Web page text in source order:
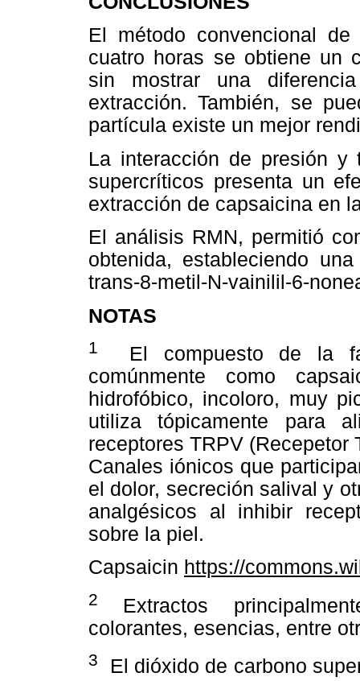
El método convencional
cuatro horas se obtiene un
sin mostrar una
extracción. También, se
partícula existe un mejor
La interacción de presión y
supercríticos presenta un
extracción de capsaicina en
El análisis RMN, permitió
obtenida, estableciendo
trans-8-metil-N-vainilil-6-
NOTAS
1
El compuesto de la
comúnmente como
hidrofóbico, incoloro, muy
utiliza tópicamente para
receptores TRPV
Canales iónicos que
el dolor, secreción salival y
analgésicos al inhibir
sobre la piel.
Capsaicin https://
2
Extractos
colorantes, esencias, entre
3
El dióxido de carbono